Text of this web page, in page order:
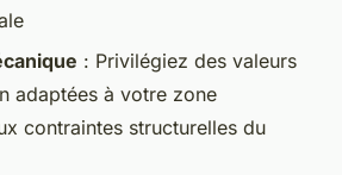
: Privilégiez des valeurs
adaptées à votre zone
contraintes structurelles du